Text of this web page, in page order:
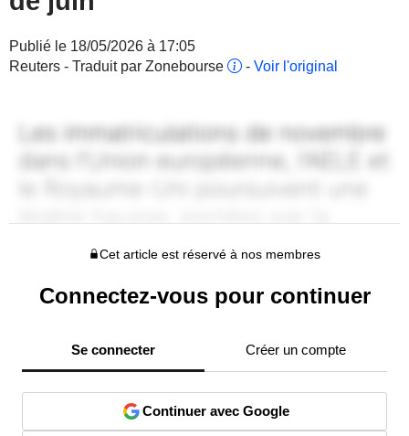
Publié le 18/05/2026 à 17:05
Reuters - Traduit par Zonebourse
- Voir l'original
Cet article est réservé à nos membres
Connectez-vous pour continuer
Se connecter Créer un compte
Continuer avec Google